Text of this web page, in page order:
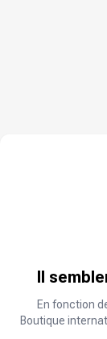
Il
En fonction
Boutique